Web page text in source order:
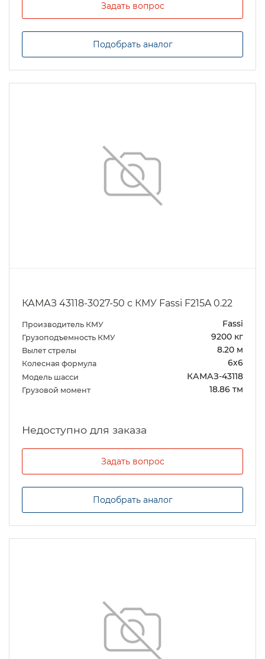
Задать вопрос
Подобрать аналог
КАМАЗ 43118-3027-50 с КМУ Fassi F215A 0.22
Производитель КМУ Fassi
Грузоподъемность КМУ 9200 кг
Вылет стрелы 8.20 м
Колесная формула 6х6
Модель шасси КАМАЗ-43118
Грузовой момент 18.86 тм
Задать вопрос
Подобрать аналог